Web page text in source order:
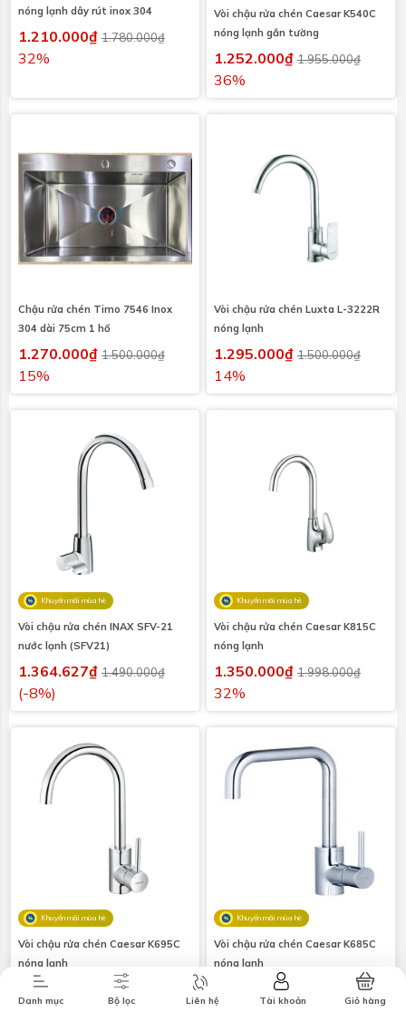
Thương hiệu Tin tức
nóng lạnh dây rút inox 304
1.210.000₫ 1.780.000₫
32%
Vòi chậu rửa chén Caesar K540C
nóng lạnh gắn tường
1.252.000₫ 1.955.000₫
36%
Chậu rửa chén Timo 7546 Inox
304 dài 75cm 1 hố
1.270.000₫ 1.500.000₫
15%
Vòi chậu rửa chén Luxta L-3222R
nóng lạnh
1.295.000₫ 1.500.000₫
14%
Khuyến mãi mùa hè
Vòi chậu rửa chén INAX SFV-21
nước lạnh (SFV21)
1.364.627₫ 1.490.000₫
(-8%)
Khuyến mãi mùa hè
Vòi chậu rửa chén Caesar K815C
nóng lạnh
1.350.000₫ 1.998.000₫
32%
Khuyến mãi mùa hè
Vòi chậu rửa chén Caesar K695C
nóng lạnh
1.361.000₫ 2.013.000₫
Khuyến mãi mùa hè
Vòi chậu rửa chén Caesar K685C
nóng lạnh
1.361.000₫ 2.103.000₫
Danh mục Bộ lọc Liên hệ Tài khoản Giỏ hàng